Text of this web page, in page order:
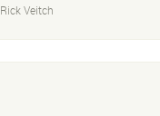
Rick Veitch